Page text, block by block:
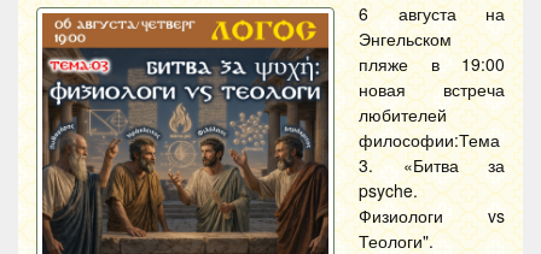
6 августа на
Энгельском
пляже в 19:00
новая встреча
любителей
философии:Тема
3. «Битва за
psyche.
Физиологи vs
Теологи".